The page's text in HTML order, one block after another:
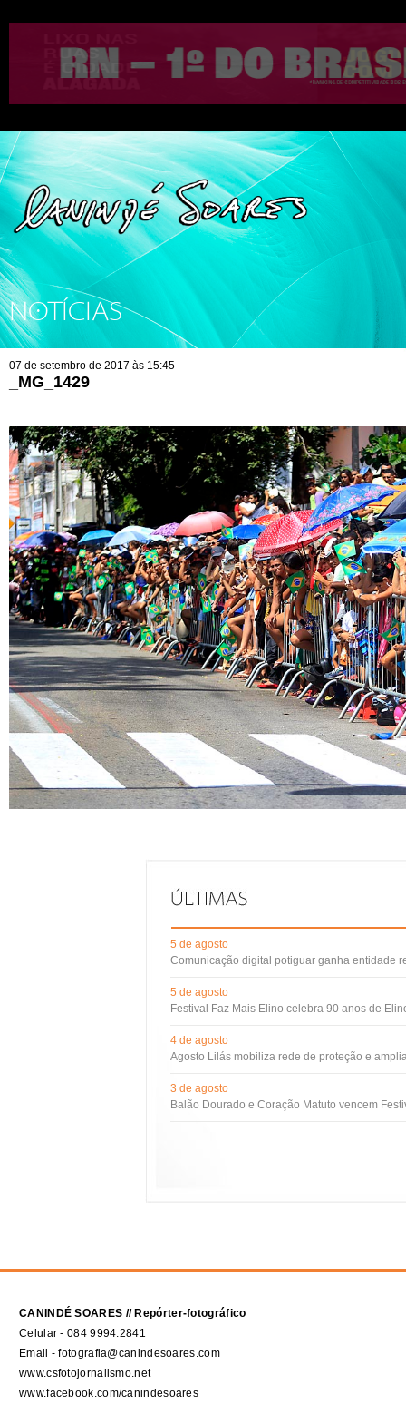
NOTÍCIAS
07 de setembro de 2017 às 15:45
_MG_1429
5 de agosto
Comunicação digital potiguar ganha entidade
5 de agosto
Festival Faz Mais Elino celebra 90 anos de
4 de agosto
Agosto Lilás mobiliza rede de proteção e
3 de agosto
Balão Dourado e Coração Matuto vencem
CANINDÉ SOARES // Repórter-fotográfico
Celular - 084 9994.2841
Email - fotografia@canindesoares.com
www.csfotojornalismo.net
www.facebook.com/canindesoares